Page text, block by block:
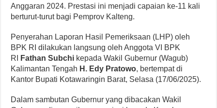
Anggaran 2024. Prestasi ini menjadi capaian ke-11 kali
berturut-turut bagi Pemprov Kalteng.
Penyerahan Laporan Hasil Pemeriksaan (LHP) oleh
BPK RI dilakukan langsung oleh Anggota VI BPK
RI
Fathan Subchi kepada Wakil Gubernur (Wagub)
Kalimantan Tengah H. Edy Pratowo, bertempat di
Kantor Bupati Kotawaringin Barat, Selasa (17/06/2025).
Dalam sambutan Gubernur yang dibacakan Wakil